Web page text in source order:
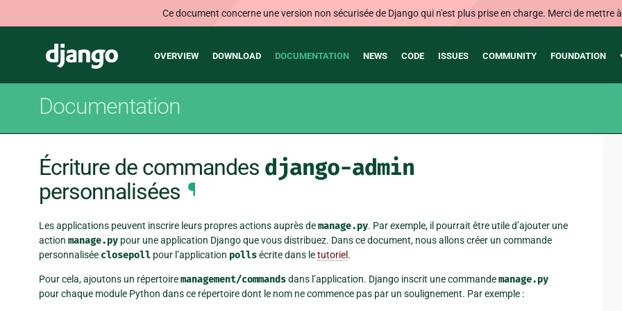
Ce document concerne une version non sécurisée de Django qui n'est plus prise en charge. Merci de mettre
Django
Main
OVERVIEW DOWNLOAD DOCUMENTATION NEWS CODE ISSUES COMMUNITY FOUNDATION
Documentation
Écriture de commandes django-admin
personnalisées ¶
Les applications peuvent inscrire leurs propres actions auprès demanage.py. Par exemple, il pourrait être utile d’ajouter une
action manage.py pour une application Django que vous distribuez. Dans ce document, nous allons créer un commande
personnalisée closepoll pour l’application pollsécrite dans letutoriel .
Pour cela, ajoutons un répertoiremanagement/commandsdans l’application. Django inscrit une commandemanage.py
pour chaque module Python dans ce répertoire dont le nom ne commence pas par un soulignement. Par exemple :